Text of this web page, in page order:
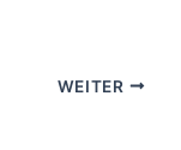
WEITER